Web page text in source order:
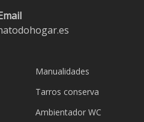
Manualidades
Tarros conserva
Ambientador WC